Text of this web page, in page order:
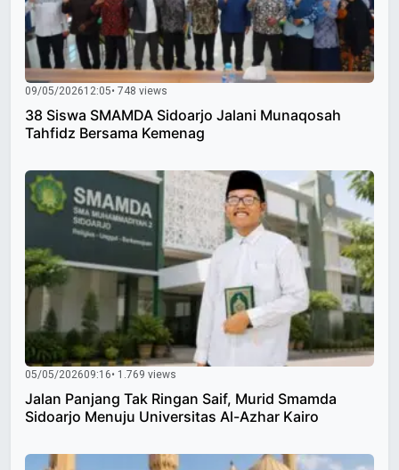
09/05/202612:05• 748 views
38 Siswa SMAMDA Sidoarjo Jalani Munaqosah
Tahfidz Bersama Kemenag
05/05/202609:16• 1.769 views
Jalan Panjang Tak Ringan Saif, Murid Smamda
Sidoarjo Menuju Universitas Al-Azhar Kairo